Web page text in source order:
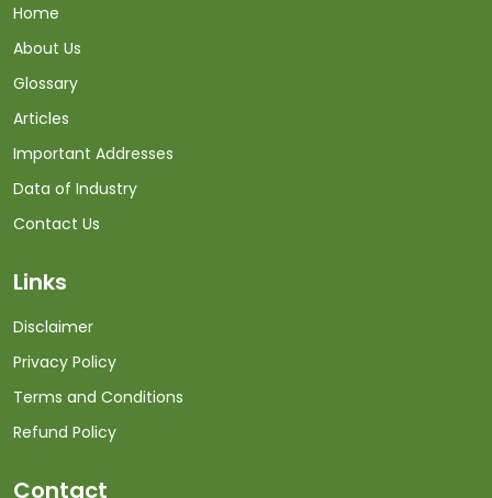
Home
About Us
Glossary
Articles
Important Addresses
Data of Industry
Contact Us
Links
Disclaimer
Privacy Policy
Terms and Conditions
Refund Policy
Contact